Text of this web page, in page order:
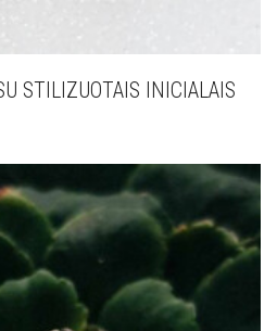
STILIZUOTAIS INICIALAIS